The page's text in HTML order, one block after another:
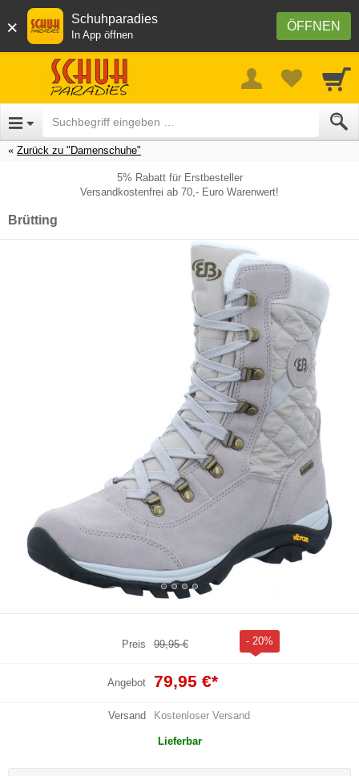
× ÖFFNEN
Schuhparadies
In App öffnen
Zurück zu "Damenschuhe"
5% Rabatt für Erstbesteller
Versandkostenfrei ab 70,- Euro Warenwert!
Brütting
Preis 99,95 € - 20%
Angebot 79,95 €*
Versand Kostenloser Versand
Lieferbar